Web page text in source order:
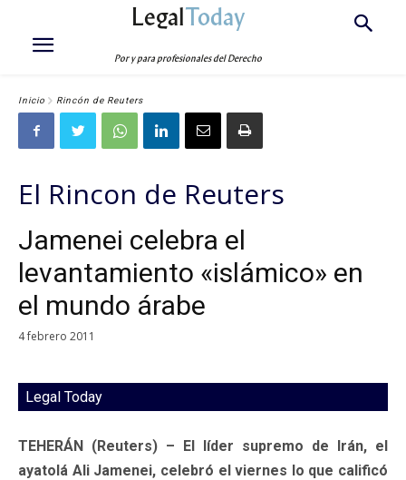
LegalToday
Por y para profesionales del Derecho
Inicio Rincón de Reuters
El Rincon de Reuters
Jamenei celebra el
levantamiento «islámico» en
el mundo árabe
4 febrero 2011
Legal Today
TEHERÁN (Reuters) – El líder supremo de Irán, el
ayatolá Ali Jamenei, celebró el viernes lo que calificó